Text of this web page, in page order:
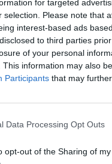
for targeted
selection. Please note that
interest-based ads
to third parties
of your personal
This information may also
Participants that may
Data Processing Opt Outs
opt-out of the Sharing of my
de deuda pública
y llegar al colapso
a un gobierno. Y
de
sociales. Y
de unos servicios
y de unas
a lo mejor nos